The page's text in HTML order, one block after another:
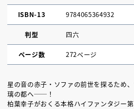
ISBN-13 9784065364932
判型 四六
ページ数 272ページ
星の音の赤子・ソファの前世を探るため
璃の都へ──！
柏葉幸子がおくる本格ハイファンタジー第